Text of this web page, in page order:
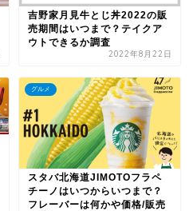
吉野家月見牛とじ丼2022の販
売期間はいつまで？テイクア
ウトできるか調査
2022年8月22日
グルメ
スタバ北海道JIMOTOフラペ
チーノはいつからいつまで？
フレーバーは何かや価格/販売